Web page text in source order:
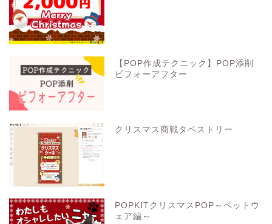
【POP作成テクニック】POP添削
ビフォーアフター
クリスマス商戦タペストリー
POPKITクリスマスPOP～ペットウ
ェア編～